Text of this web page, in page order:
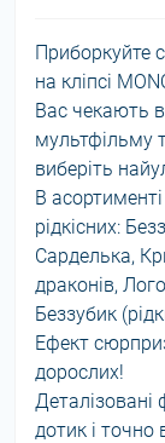
Приборкуйте
на кліпсі
Вас чекають
мультфільму
виберіть
В
рідкісних:
Сарделька,
драконів,
Беззубик
Ефект
дорослих!
Деталізовані
дотик і точно